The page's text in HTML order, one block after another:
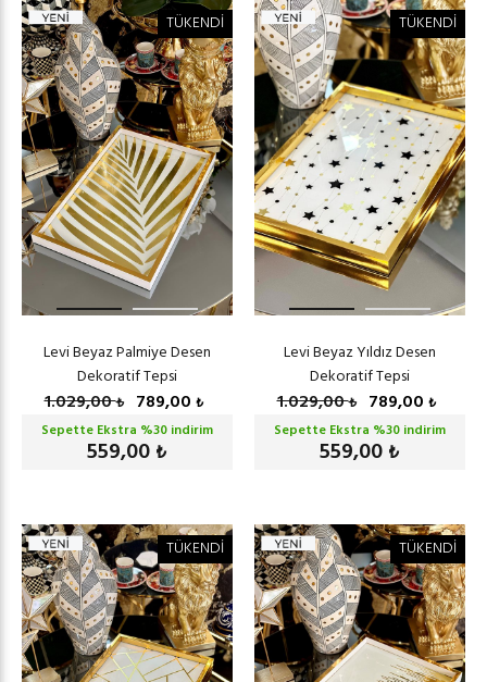
TÜKENDİ
Levi Beyaz Palmiye Desen
Dekoratif Tepsi
1.029,00₺ 789,00 ₺
Sepette Ekstra %30 indirim
559,00 ₺
TÜKENDİ
Levi Beyaz Yıldız Desen
Dekoratif Tepsi
1.029,00₺ 789,00 ₺
Sepette Ekstra %30 indirim
559,00 ₺
TÜKENDİ TÜKENDİ